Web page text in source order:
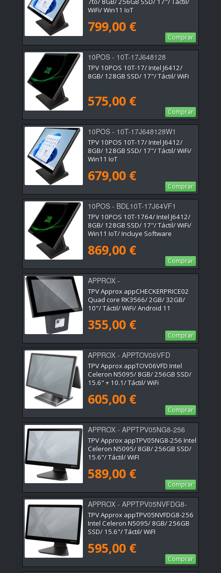
WiFi/ Win11 IoT
799,00 €
Comprar
10POS - 10T-17J648128
TPV 10POS 10T-17/ Intel J6412/
8GB/ 128GB SSD/ 17"/ Táctil/ WiFi
575,00 €
Comprar
10POS - 10T-17J648128W1
TPV 10POS 10T-17/ Intel J6412/
8GB/ 128GB SSD/ 17"/ Táctil/ WiFi/
Win11 IoT
679,00 €
Comprar
10POS - BDL10T-17J64VF1
TPV 10POS 10T-1764/ Intel J6412/
8GB/ 128GB SSD/ 17"/ Táctil/ WiFi/
Win11 IoT/ Incluye Software
869,00 €
Comprar
APPROX -
APPCHECKERPRICE02
TPV Approx appCHECKERPRICE02
Quad core RK3566/ 2GB/ 32GB/
10"/ Táctil/ WiFi/ Android 11
355,00 €
Comprar
APPROX - APPTOV06VFD
TPV Approx appTOV06VFD Intel
Celeron N5095/ 8GB/ 256GB SSD/
15.6" + 10.1/ Táctil/ WiFi
605,00 €
Comprar
APPROX - APPTPV05NG8-256
TPV Approx appTPV05NG8-256 Intel
Celeron N5095/ 8GB/ 256GB SSD/
15.6"/ Táctil/ WiFI
589,00 €
Comprar
APPROX - APPTPV05NVFDG8-
256
TPV Approx appTPV05NVFDG8-256
Intel Celeron N5095/ 8GB/ 256GB
SSD/ 15.6"/ Táctil/ WiFI
595,00 €
Comprar